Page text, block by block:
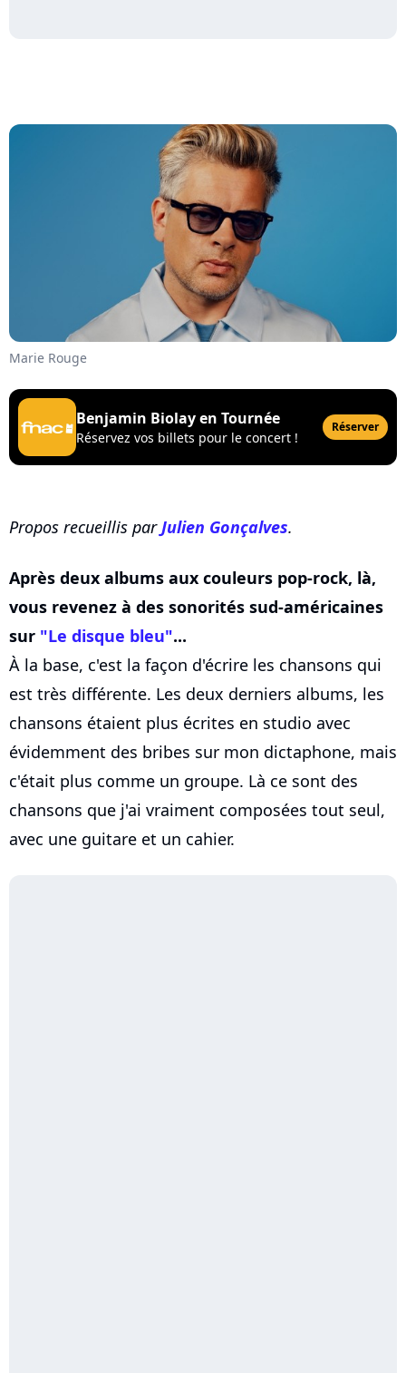
Marie Rouge
Benjamin Biolay en Tournée
Réservez vos billets pour le concert !
Réserver
Propos recueillis parJulien Gonçalves.
Après deux albums aux couleurs pop-rock, là,
vous revenez à des sonorités sud-américaines
sur "Le disque bleu"...
À la base, c'est la façon d'écrire les chansons qui
est très différente. Les deux derniers albums, les
chansons étaient plus écrites en studio avec
évidemment des bribes sur mon dictaphone, mais
c'était plus comme un groupe. Là ce sont des
chansons que j'ai vraiment composées tout seul,
avec une guitare et un cahier.